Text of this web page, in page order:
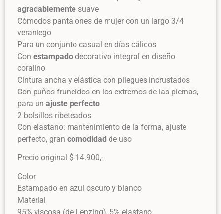
agradablemente suave
Cómodos pantalones de mujer con un largo 3/4
veraniego
Para un conjunto casual en días cálidos
Con estampado decorativo integral en diseño
coralino
Cintura ancha y elástica con pliegues incrustados
Con puños fruncidos en los extremos de las piernas,
para un ajuste perfecto
2 bolsillos ribeteados
Con elastano: mantenimiento de la forma, ajuste
perfecto, gran comodidad de uso
Precio original $ 14.900,-
Color
Estampado en azul oscuro y blanco
Material
95% viscosa (de Lenzing), 5% elastano